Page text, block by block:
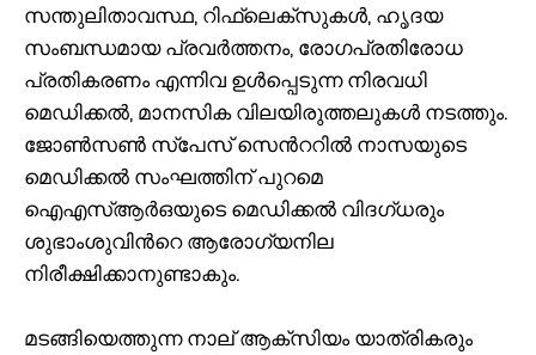
സന്തുലിതാവസ്ഥ, റിഫ്ലെക്‌സുകൾ, ഹൃദയ
സംബന്ധമായ പ്രവർത്തനം, രോഗപ്രതിരോധ
പ്രതികരണം എന്നിവ ഉൾപ്പെടുന്ന നിരവധി
മെഡിക്കൽ, മാനസിക വിലയിരുത്തലുകൾ നടത്തും.
ജോൺസൺ സ്‌പേസ് സെന്‍ററില്‍ നാസയുടെ
മെഡിക്കല്‍ സംഘത്തിന് പുറമെ
ഐഎസ്ആർഒയുടെ മെഡിക്കൽ വിദഗ്‌ധരും
ശുഭാംശുവിന്‍റെ ആരോഗ്യനില
നിരീക്ഷിക്കാനുണ്ടാകും.
മടങ്ങിയെത്തുന്ന നാല് ആക്സിയം യാത്രികരും